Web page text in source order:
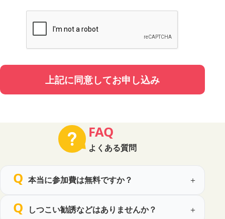
事業者名：株式会社STORIES
代表者：代表取締役 陣内 亨
2. 個人情報の定義
本ポリシーにおいて「個人情報」とは、氏名、性別、電話
ことにより特定の個人を識別できる情報をいいます。
（1）セミナー申込時にご提供いただく情報
性別
電話番号
上記に同意してお申し込み
FAQ
よくある質問
本当に参加費は無料ですか？
しつこい勧誘などはありませんか？